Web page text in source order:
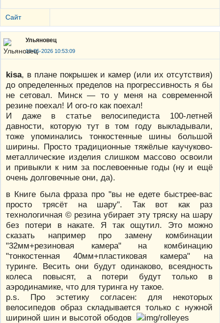
Сайт
Ульяновец
18-05-2026 10:53:09
kisa, в плане покрышек и камер (или их отсутствия)
до определенных пределов на прогрессивность я бы
не сетовал. Минск — то у меня на современной
резине поехал! И ого-го как поехал!
И даже в статье велосипедиста 100-летней
давности, которую тут в том году выкладывали,
тоже упоминались тонкостенные шины большой
ширины. Просто традиционные тяжёлые каучуково-
металлические изделия слишком массово освоили
и привыкли к ним за послевоенные годы (ну и ещё
очень долговечные они, да).
в Книге была фраза про "вы не едете быстрее-вас
просто трясёт на шару". Так вот как раз
технологичная © резина убирает эту тряску на шару
без потери в накате. Я так ощутил. Это можно
сказать например про замену комбинации
"32мм+резиновая камера" на комбинацию
"тонкостенная 40мм+пластиковая камера" на
туринге. Весить они будут одинаково, всеядность
колеса повысят, а потери будут только в
аэродинамике, что для туринга ну такое.
p.s. Про эстетику согласен: для некоторых
велосипедов образ складывается только с нужной
шириной шин и высотой ободов